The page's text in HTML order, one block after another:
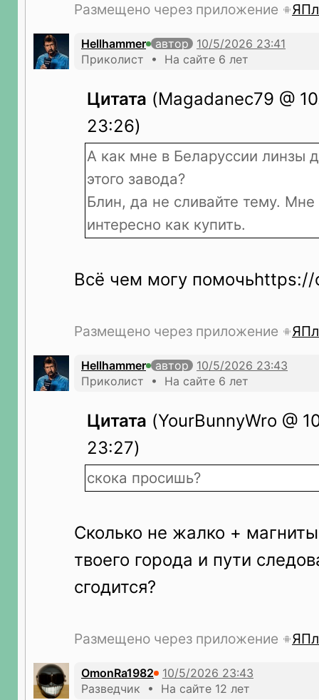
Размещено через приложение
Hellhammer
автор
Приколист • На сайте 6 лет
Цитата (Magadanec79 @
23:26)
А как мне в Беларуссии линзы
этого завода?
Блин, да не сливайте тему. Мне
интересно как купить.
Всё чем могу
Размещено через приложение
Hellhammer
автор
Приколист • На сайте 6 лет
Цитата (YourBunnyWro @
23:27)
скока просишь?
Сколько не жалко +
твоего города и пути
сгодится?
Размещено через приложение
OmonRa1982
Разведчик • На сайте 12 лет